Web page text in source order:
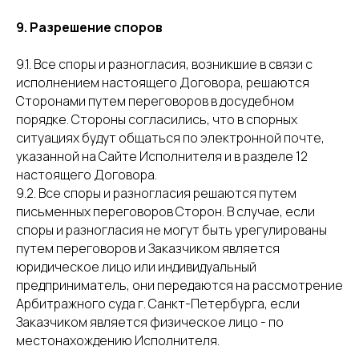
9. Разрешение споров
9.1. Все споры и разногласия, возникшие в связи с
исполнением настоящего Договора, решаются
Сторонами путем переговоров в досудебном
порядке. Стороны согласились, что в спорных
ситуациях будут общаться по электронной почте,
указанной на Сайте Исполнителя и в разделе 12
настоящего Договора.
9.2. Все споры и разногласия решаются путем
письменных переговоров Сторон. В случае, если
споры и разногласия не могут быть урегулированы
путем переговоров и Заказчиком является
юридическое лицо или индивидуальный
предприниматель, они передаются на рассмотрение
Арбитражного суда г. Санкт-Петербурга, если
Заказчиком является физическое лицо - по
местонахождению Исполнителя.